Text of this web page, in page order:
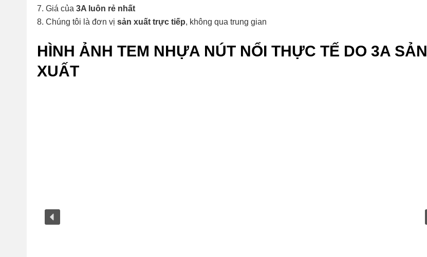
Giá của 3A luôn rẻ nhất
Chúng tôi là đơn vị sản xuất trực tiếp, không qua trung gian
HÌNH ẢNH TEM NHỰA NÚT NỔI THỰC TẾ DO 3A SẢN
XUẤT